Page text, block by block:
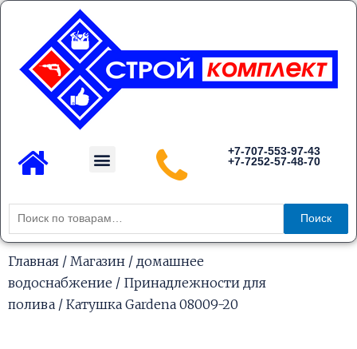
Перейти
содержимому
Menu
+7-707-553-97-43
+7-7252-57-48-70
Искать:
Поиск
Главная / Магазин / домашнее
водоснабжение / Принадлежности для
полива / Катушка Gardena 08009-20